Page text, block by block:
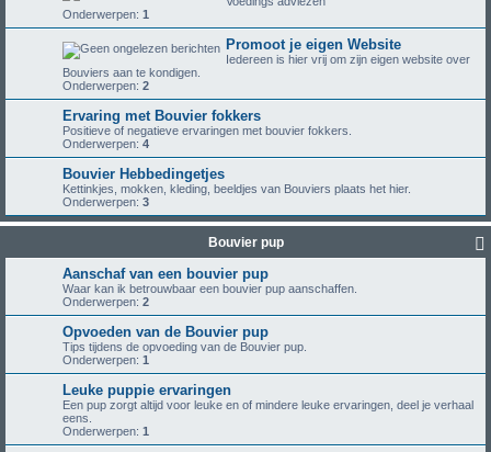
Onderwerpen: 1
Promoot je eigen Website
Iedereen is hier vrij om zijn eigen website over
Bouviers aan te kondigen.
Onderwerpen: 2
Ervaring met Bouvier fokkers
Positieve of negatieve ervaringen met bouvier fokkers.
Onderwerpen: 4
Bouvier Hebbedingetjes
Kettinkjes, mokken, kleding, beeldjes van Bouviers plaats het hier.
Onderwerpen: 3
Bouvier pup
Aanschaf van een bouvier pup
Waar kan ik betrouwbaar een bouvier pup aanschaffen.
Onderwerpen: 2
Opvoeden van de Bouvier pup
Tips tijdens de opvoeding van de Bouvier pup.
Onderwerpen: 1
Leuke puppie ervaringen
Een pup zorgt altijd voor leuke en of mindere leuke ervaringen, deel je verhaal
eens.
Onderwerpen: 1